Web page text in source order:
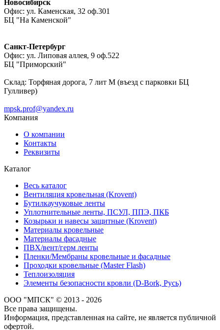
Новосибирск
Офис: ул. Каменская, 32 оф.301
БЦ "На Каменской"
Санкт-Петербург
Офис: ул. Липовая аллея, 9 оф.522
БЦ "Приморский"
Склад: Торфяная дорога, 7 лит М (въезд с парковки БЦ
Гулливер)
mpsk.prof@yandex.ru
Компания
О компании
Контакты
Реквизиты
Каталог
Весь каталог
Вентиляция кровельная (Krovent)
Бутилкаучуковые ленты
Уплотнительные ленты, ПСУЛ, ППЭ, ПКБ
Козырьки и навесы защитные (Krovent)
Материалы кровельные
Материалы фасадные
ПВХ/вент/герм ленты
Пленки/Мембраны кровельные и фасадные
Проходки кровельные (Master Flash)
Теплоизоляция
Элементы безопасности кровли (D-Bork, Русь)
ООО "МПСК" © 2013 - 2026
Все права защищены.
Информация, представленная на сайте, не является публичной
офертой.